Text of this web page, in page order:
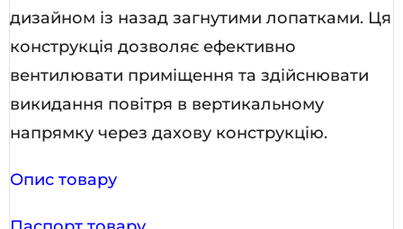
дизайном із назад загнутими лопатками. Ця
конструкція дозволяє ефективно
вентилювати приміщення та здійснювати
викидання повітря в вертикальному
напрямку через дахову конструкцію.
Опис товару